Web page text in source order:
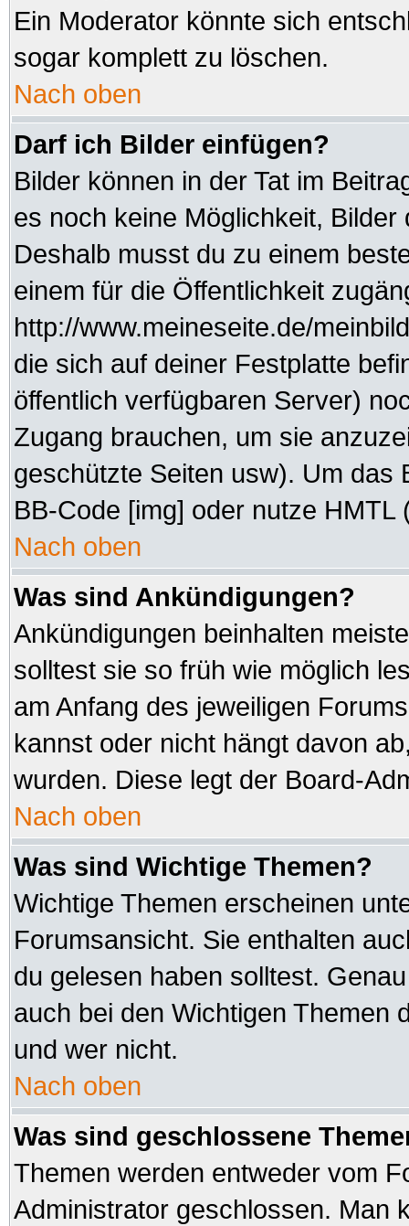
Ein Moderator könnte sich
sogar komplett zu löschen.
Nach oben
Darf ich Bilder einfügen?
Bilder können in der Tat im
es noch keine Möglichkeit,
Deshalb musst du zu einem
einem für die Öffentlichkeit
http://www.meineseite.de/
die sich auf deiner Festplatte
öffentlich verfügbaren Server)
Zugang brauchen, um sie
geschützte Seiten usw). Um das
BB-Code [img] oder nutze HMTL
Nach oben
Was sind Ankündigungen?
Ankündigungen beinhalten
solltest sie so früh wie möglich
am Anfang des jeweiligen
kannst oder nicht hängt davon
wurden. Diese legt der Board-
Nach oben
Was sind Wichtige Themen?
Wichtige Themen erscheinen
Forumsansicht. Sie enthalten
du gelesen haben solltest.
auch bei den Wichtigen Themen
und wer nicht.
Nach oben
Was sind geschlossene
Themen werden entweder vom
Administrator geschlossen. Man